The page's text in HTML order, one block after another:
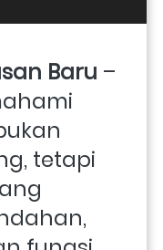
Baru –
tetapi